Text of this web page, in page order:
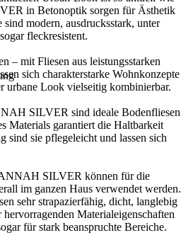
in Betonoptik sorgen für Ästhetik
modern, ausdrucksstark, unter
fleckresistent.
– mit Fliesen aus leistungsstarken
sich charakterstarke Wohnkonzepte
urbane Look vielseitig kombinierbar.
SILVER sind ideale Bodenfliesen
Materials garantiert die Haltbarkeit
sind sie pflegeleicht und lassen sich
SILVER können für die
im ganzen Haus verwendet werden.
sehr strapazierfähig, dicht, langlebig
Materialeigenschaften
für stark beanspruchte Bereiche.